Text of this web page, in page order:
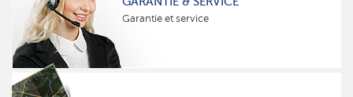
Garantie et service